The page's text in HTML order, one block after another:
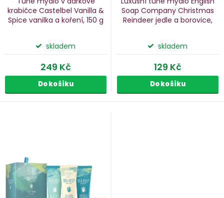
krabičce Castelbel Vanilla &
Spice vanilka a koření, 150 g
skladem
249 Kč
Do košíku
Soap Company Christmas
Reindeer jedle a borovice,
skladem
129 Kč
Do košíku